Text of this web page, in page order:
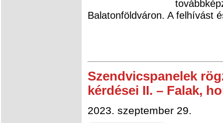
Balatonföldváron. A felhívást
Szendvicspanelek
kérdései II. – Falak,
2023. szeptember 29.